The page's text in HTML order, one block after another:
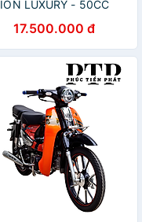
LUXURY - 50CC
17.500.000 đ